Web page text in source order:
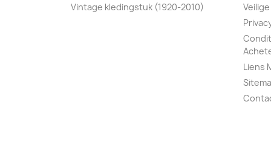
Vintage kledingstuk (1920-2010)
Liens